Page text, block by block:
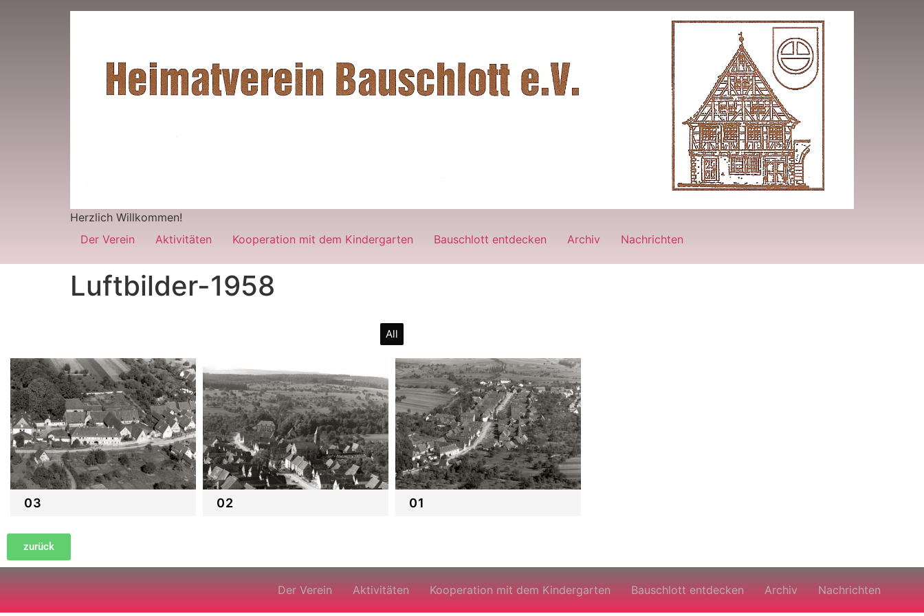
Herzlich Willkommen!
Der Verein
Aktivitäten Kooperation mit dem Kindergarten Bauschlott entdecken Archiv Nachrichten
Luftbilder-1958
All
03 02 01
zurück
Der Verein Aktivitäten Kooperation mit dem Kindergarten Bauschlott entdecken Archiv Nachrichten